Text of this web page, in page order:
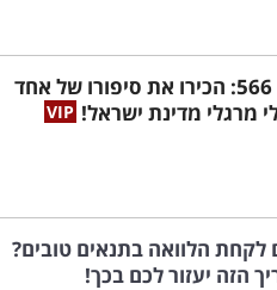
לוחם 566: הכירו את סיפורו של אחד
מרגלי מדינת ישראל!
לקחת הלוואה בתנאים טובים?
הזה יעזור לכם בכך!